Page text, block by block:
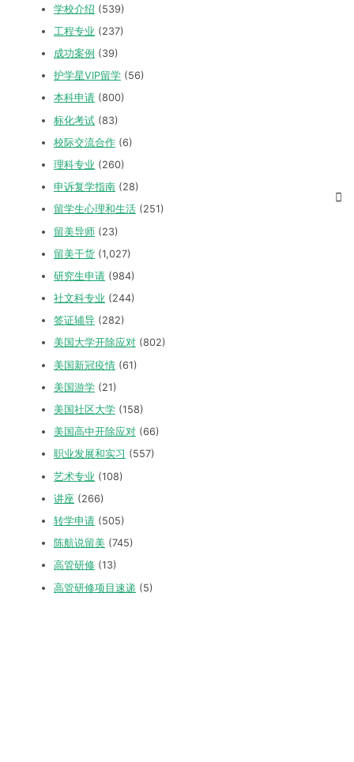
学校介绍 (539)
工程专业 (237)
成功案例 (39)
护学星VIP留学 (56)
本科申请 (800)
标化考试 (83)
校际交流合作 (6)
理科专业 (260)
申诉复学指南 (28)
留学生心理和生活 (251)
留美导师 (23)
留美干货 (1,027)
研究生申请 (984)
社文科专业 (244)
签证辅导 (282)
美国大学开除应对 (802)
美国新冠疫情 (61)
美国游学 (21)
美国社区大学 (158)
美国高中开除应对 (66)
职业发展和实习 (557)
艺术专业 (108)
讲座 (266)
转学申请 (505)
陈航说留美 (745)
高管研修 (13)
高管研修项目速递 (5)